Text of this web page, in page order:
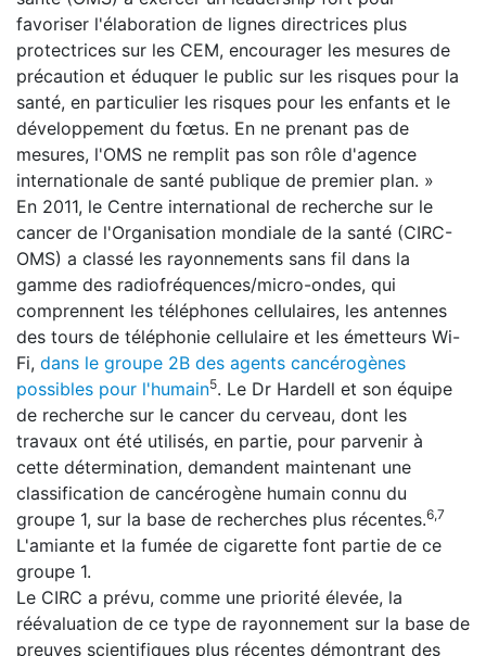
favoriser l'élaboration de lignes directrices plus
protectrices sur les CEM, encourager les mesures de
précaution et éduquer le public sur les risques pour la
santé, en particulier les risques pour les enfants et le
développement du fœtus. En ne prenant pas de
mesures, l'OMS ne remplit pas son rôle d'agence
internationale de santé publique de premier plan. »
En 2011, le Centre international de recherche sur le
cancer de l'Organisation mondiale de la santé (CIRC-
OMS) a classé les rayonnements sans fil dans la
gamme des radiofréquences/micro-ondes, qui
comprennent les téléphones cellulaires, les antennes
des tours de téléphonie cellulaire et les émetteurs Wi-
Fi, dans le groupe 2B des agents cancérogènes
possibles pour l'humain5. Le Dr Hardell et son équipe
de recherche sur le cancer du cerveau, dont les
travaux ont été utilisés, en partie, pour parvenir à
cette détermination, demandent maintenant une
classification de cancérogène humain connu du
groupe 1, sur la base de recherches plus récentes.6,7
L'amiante et la fumée de cigarette font partie de ce
groupe 1.
Le CIRC a prévu, comme une priorité élevée, la
réévaluation de ce type de rayonnement sur la base de
preuves scientifiques plus récentes démontrant des